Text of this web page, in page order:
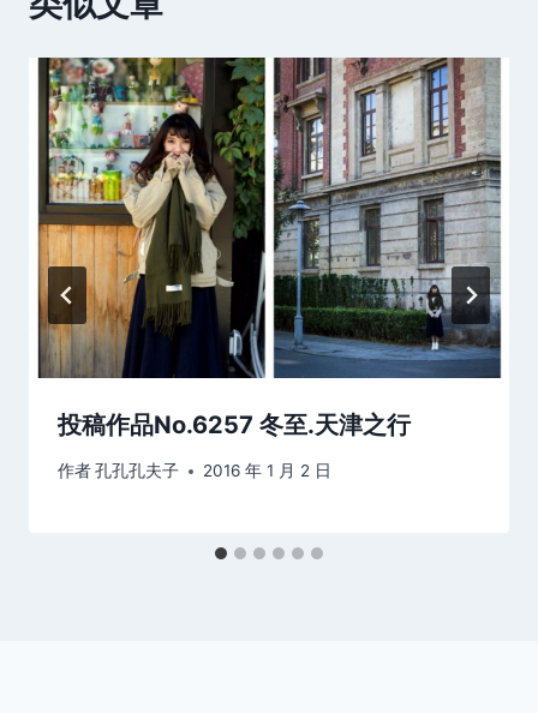
投稿作品No.6257 冬至.天津之行
作者孔孔孔夫子 2016 年 1 月 2 日